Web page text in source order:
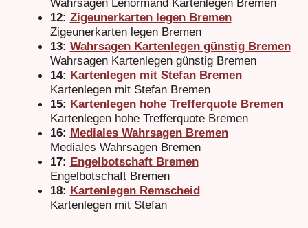
12: Zigeunerkarten legen Bremen
Zigeunerkarten legen Bremen
13: Wahrsagen Kartenlegen günstig Bremen
Wahrsagen Kartenlegen günstig Bremen
14: Kartenlegen mit Stefan Bremen
Kartenlegen mit Stefan Bremen
15: Kartenlegen hohe Trefferquote Bremen
Kartenlegen hohe Trefferquote Bremen
16: Mediales Wahrsagen Bremen
Mediales Wahrsagen Bremen
17: Engelbotschaft Bremen
Engelbotschaft Bremen
18: Kartenlegen Remscheid
Kartenlegen mit Stefan